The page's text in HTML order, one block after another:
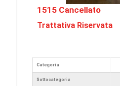
1515 Cancellato
Trattativa Riservata
Categoria
Sottocategoria